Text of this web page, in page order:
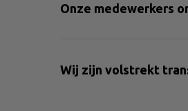
Onze medewerkers
Wij zijn volstrekt